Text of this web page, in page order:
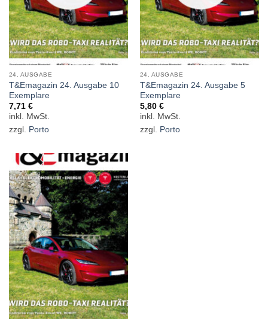
24. AUSGABE
T&Emagazin 24. Ausgabe 10
Exemplare
7,71 €
zzgl. Porto
24. AUSGABE
T&Emagazin 24. Ausgabe 5
Exemplare
5,80 €
zzgl. Porto